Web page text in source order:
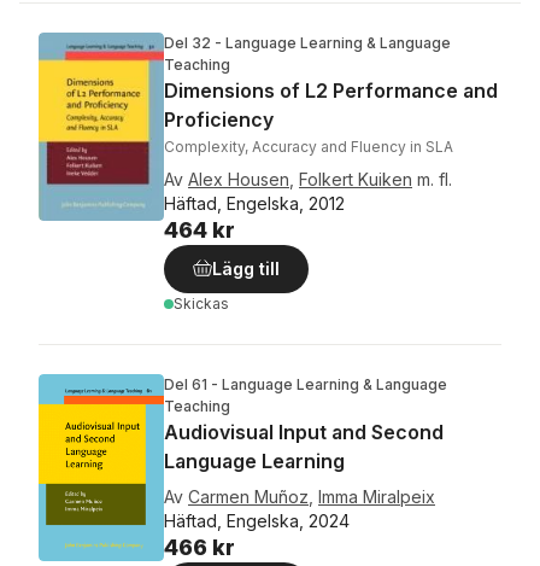
Del 32 - Language Learning & Language
Teaching
Dimensions of L2 Performance and
Proficiency
Complexity, Accuracy and Fluency in SLA
Av Alex Housen Folkert Kuiken m. fl.
Häftad, Engelska, 2012
464 kr
Lägg till
Skickas
Del 61 - Language Learning & Language
Teaching
Audiovisual Input and Second
Language Learning
Av Carmen Muñoz Imma Miralpeix
Häftad, Engelska, 2024
466 kr